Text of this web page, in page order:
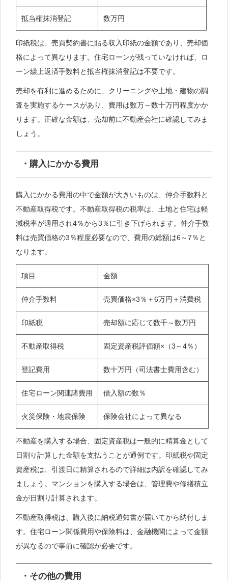
抵当権抹消登記 数万円
印紙税は、売買契約書に貼る収入印紙の金額であり、売却価
格によって異なります。住宅ローンが残っていなければ、ロ
ーン繰上返済手数料と抵当権抹消登記は不要です。
売却を有利に進めるために、クリーニングや土地・建物の調
査を実施するケースがあり、費用は数万～数十万円程度かか
ります。正確な金額は、売却前に不動産会社に確認してみま
しょう。
・購入にかかる費用
購入にかかる費用の中で金額が大きいものは、仲介手数料と
不動産取得税です。不動産取得税の税率は、土地と住宅は軽
減税率が適用され4％から3％に引き下げられます。仲介手数
料は売買価格の3％程度必要なので、費用の総額は6～7％と
なります。
項目 金額
仲介手数料 売買価格×3％＋6万円＋消費税
印紙税 売却額に応じて数千～数万円
不動産取得税 固定資産税評価額×（3～4％）
登記費用 数十万円（司法書士費用含む）
住宅ローン関連諸費用 借入額の数％
火災保険・地震保険 保険会社によって異なる
不動産を購入する場合、固定資産税は一般的に精算金として
日割り計算した金額を支払うことが通例です。印紙税や固定
資産税は、引渡日に精算されるので詳細は内訳を確認してみ
ましょう。マンションを購入する場合は、管理費や修繕積立
金が日割り計算されます。
不動産取得税は、購入後に納税通知書が届いてから納付しま
す。住宅ローン関係費用や保険料は、金融機関によって金額
が異なるので事前に確認が必要です。
・その他の費用